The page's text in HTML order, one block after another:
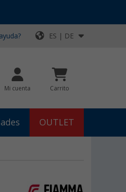
ES | DE
Mi cuenta Carrito
OUTLET